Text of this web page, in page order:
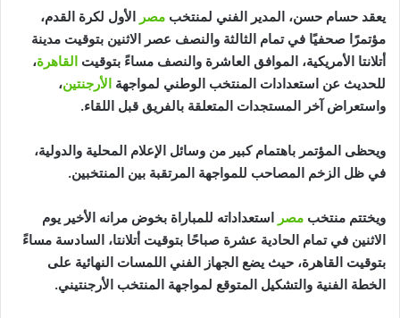
يعقد حسام حسن، المدير الفني لمنتخب مصر الأول لكرة القدم،
مؤتمرًا صحفيًا في تمام الثالثة والنصف عصر الاثنين بتوقيت مدينة
أتلانتا الأمريكية، الموافق العاشرة والنصف مساءً بتوقيت القاهرة،
للحديث عن استعدادات المنتخب الوطني لمواجهة الأرجنتين،
واستعراض آخر المستجدات المتعلقة بالفريق قبل اللقاء.
ويحظى المؤتمر باهتمام كبير من وسائل الإعلام المحلية والدولية،
في ظل الزخم المصاحب للمواجهة المرتقبة بين المنتخبين.
ويختتم منتخب مصر استعداداته للمباراة بخوض مرانه الأخير يوم
الاثنين في تمام الحادية عشرة صباحًا بتوقيت أتلانتا، السادسة مساءً
بتوقيت القاهرة، حيث يضع الجهاز الفني اللمسات النهائية على
الخطة الفنية والتشكيل المتوقع لمواجهة المنتخب الأرجنتيني.